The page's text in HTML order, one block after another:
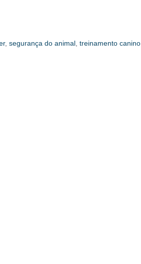
,segurança do animal,treinamento canino